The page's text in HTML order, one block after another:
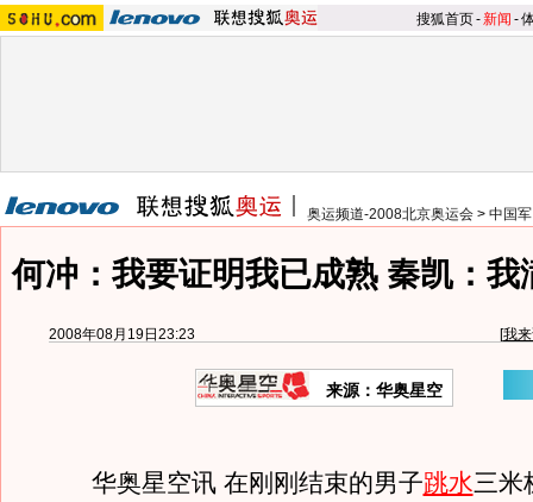
搜狐首页-新闻 -
奥运频道-2008北京奥运会 > 中国
何冲：我要证明我已成熟 秦凯：我
2008年08月19日23:23 [我
来源：华奥星空
华奥星空讯 在刚刚结束的男子跳水三米